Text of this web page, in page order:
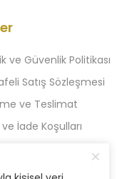
ve Güvenlik Politikası
Satış Sözleşmesi
ve Teslimat
İade Koşulları
2'li Kampanyalar